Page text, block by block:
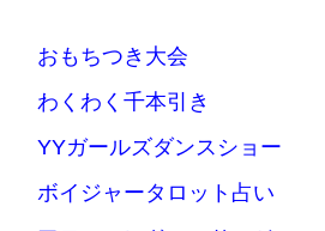
おもちつき大会
わくわく千本引き
YYガールズダンスショー
ボイジャータロット占い